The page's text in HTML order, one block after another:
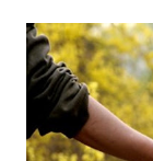
verdadeiros
destinação.